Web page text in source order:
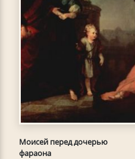
Моисей перед дочерью
фараона